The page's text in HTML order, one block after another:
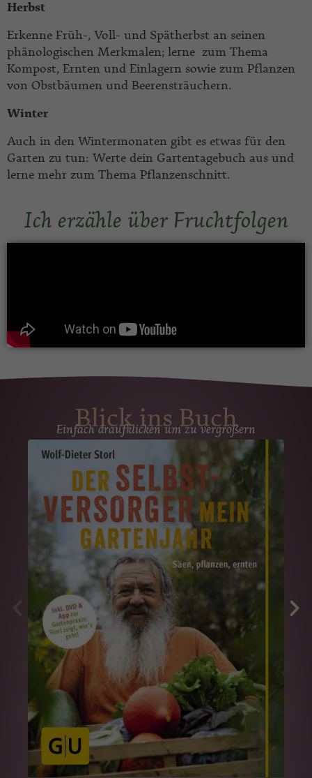
Herbst
Erkenne Früh-, Voll- und Spätherbst an seinen
phänologischen Merkmalen; lerne zum Thema
Kompost, Ernten und Einlagern sowie zum Pflanzen
von Obstbäumen und Beerensträuchern.
Winter
Auch in den Wintermonaten gibt es etwas für den
Garten zu tun: Werte dein Gartentagebuch aus und
lerne mehr zum Thema Pflanzenschnitt.
Ich erzähle über Fruchtfolgen
Blick ins Buch
Einfach draufklicken um zu vergrößern